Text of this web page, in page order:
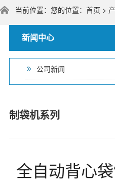
当前位置：您的位置： 首页 >
新闻中心
公司新闻
制袋机系列
全自动背心袋